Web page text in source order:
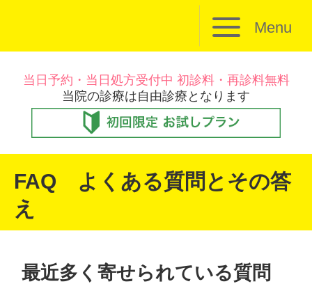
Menu
当日予約・当日処方受付中 初診料・再診料無料
当院の診療は自由診療となります
FAQ よくある質問とその答
え
最近多く寄せられている質問